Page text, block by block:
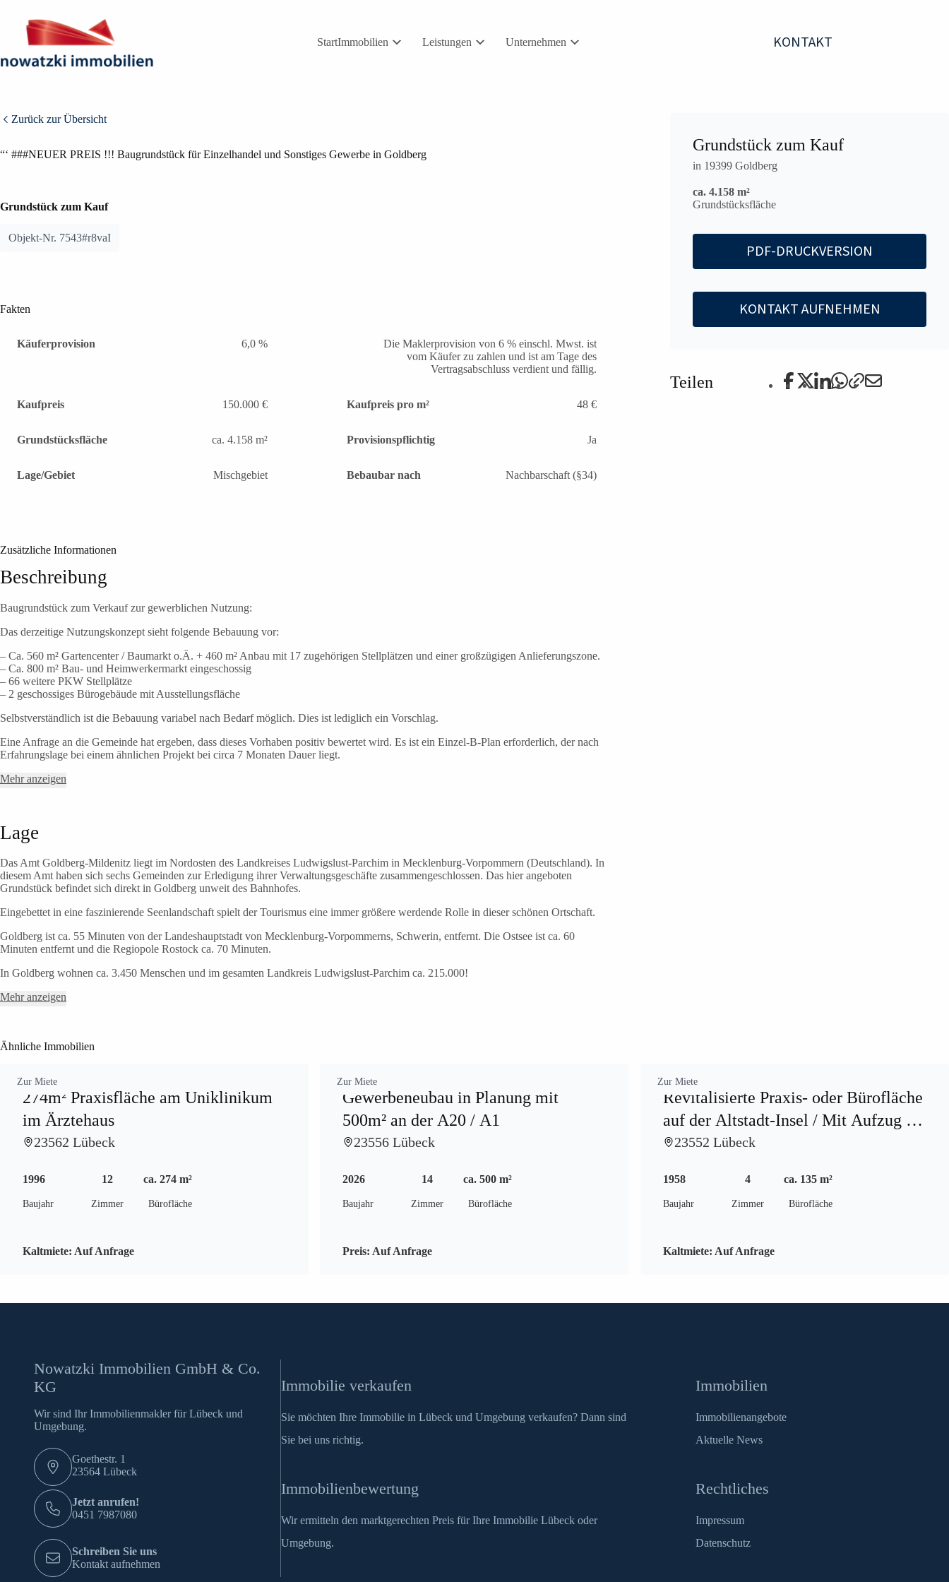
springen
StartImmobilien Leistungen Unternehmen KONTAKT
Zurück zur Übersicht
“‘ ###NEUER PREIS !!! Baugrundstück für Einzelhandel und Sonstiges Gewerbe in Goldberg
Grundstück zum Kauf
Objekt-Nr. 7543#r8vaI
Fakten
Käuferprovision 6,0 %
Die Maklerprovision von 6 % einschl. Mwst. ist
vom Käufer zu zahlen und ist am Tage des
Vertragsabschluss verdient und fällig.
Kaufpreis 150.000 € Kaufpreis pro m² 48 €
Grundstücksfläche ca. 4.158 m² Provisionspflichtig Ja
Lage/Gebiet Mischgebiet Bebaubar nach Nachbarschaft (§34)
Zusätzliche Informationen
Beschreibung
Baugrundstück zum Verkauf zur gewerblichen Nutzung:
Das derzeitige Nutzungskonzept sieht folgende Bebauung vor:
– Ca. 560 m² Gartencenter / Baumarkt o.Ä. + 460 m² Anbau mit 17 zugehörigen Stellplätzen und einer großzügigen Anlieferungszone.
– Ca. 800 m² Bau- und Heimwerkermarkt eingeschossig
– 66 weitere PKW Stellplätze
– 2 geschossiges Bürogebäude mit Ausstellungsfläche
Selbstverständlich ist die Bebauung variabel nach Bedarf möglich. Dies ist lediglich ein Vorschlag.
Eine Anfrage an die Gemeinde hat ergeben, dass dieses Vorhaben positiv bewertet wird. Es ist ein Einzel-B-Plan erforderlich, der nach
Erfahrungslage bei einem ähnlichen Projekt bei circa 7 Monaten Dauer liegt.
Mehr anzeigen
Lage
Das Amt Goldberg-Mildenitz liegt im Nordosten des Landkreises Ludwigslust-Parchim in Mecklenburg-Vorpommern (Deutschland). In
diesem Amt haben sich sechs Gemeinden zur Erledigung ihrer Verwaltungsgeschäfte zusammengeschlossen. Das hier angeboten
Grundstück befindet sich direkt in Goldberg unweit des Bahnhofes.
Eingebettet in eine faszinierende Seenlandschaft spielt der Tourismus eine immer größere werdende Rolle in dieser schönen Ortschaft.
Goldberg ist ca. 55 Minuten von der Landeshauptstadt von Mecklenburg-Vorpommerns, Schwerin, entfernt. Die Ostsee ist ca. 60
Minuten entfernt und die Regiopole Rostock ca. 70 Minuten.
In Goldberg wohnen ca. 3.450 Menschen und im gesamten Landkreis Ludwigslust-Parchim ca. 215.000!
Mehr anzeigen
Grundstück zum Kauf
in 19399 Goldberg
ca. 4.158 m²
Grundstücksfläche
PDF-DRUCKVERSION
KONTAKT AUFNEHMEN
Teilen
Ähnliche Immobilien
Zur Miete
274m² Praxisfläche am Uniklinikum
im Ärztehaus
23562 Lübeck
1996
Baujahr
12
Zimmer
ca. 274 m²
Bürofläche
Kaltmiete: Auf Anfrage
Zur Miete
Gewerbeneubau in Planung mit
500m² an der A20 / A1
23556 Lübeck
2026
Baujahr
14
Zimmer
ca. 500 m²
Bürofläche
Preis: Auf Anfrage
Zur Miete
Revitalisierte Praxis- oder Bürofläche
auf der Altstadt-Insel / Mit Aufzug &
Stellplatz
23552 Lübeck
1958
Baujahr
4
Zimmer
ca. 135 m²
Bürofläche
Kaltmiete: Auf Anfrage
Nowatzki Immobilien GmbH & Co.
KG
Wir sind Ihr Immobilienmakler für Lübeck und
Umgebung.
Goethestr. 1
23564 Lübeck
Jetzt anrufen!
0451 7987080
Schreiben Sie uns
Kontakt aufnehmen
Immobilie verkaufen
Sie möchten Ihre Immobilie in Lübeck und Umgebung verkaufen? Dann sind
Sie bei uns richtig.
Immobilien
Immobilienangebote
Aktuelle News
Immobilienbewertung
Wir ermitteln den marktgerechten Preis für Ihre Immobilie Lübeck oder
Umgebung.
Rechtliches
Impressum
Datenschutz